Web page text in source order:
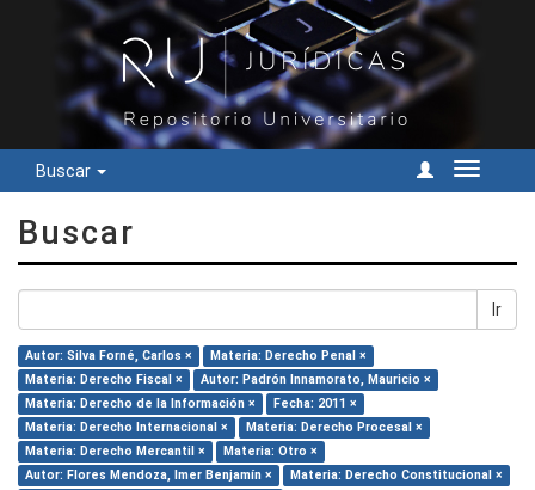
Buscar
Cambiar
Buscar
Ir
Autor: Silva Forné, Carlos ×
Materia: Derecho Penal ×
Materia: Derecho Fiscal ×
Autor: Padrón Innamorato, Mauricio ×
Materia: Derecho de la Información ×
Fecha: 2011 ×
Materia: Derecho Internacional ×
Materia: Derecho Procesal ×
Materia: Derecho Mercantil ×
Materia: Otro ×
Autor: Flores Mendoza, Imer Benjamín ×
Materia: Derecho Constitucional ×